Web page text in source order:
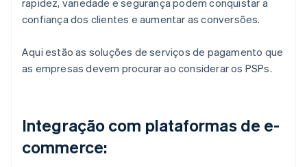
rapidez, variedade e segurança podem conquistar a
confiança dos clientes e aumentar as conversões.
Aqui estão as soluções de serviços de pagamento que
as empresas devem procurar ao considerar os PSPs.
Integração com plataformas de e-
commerce: